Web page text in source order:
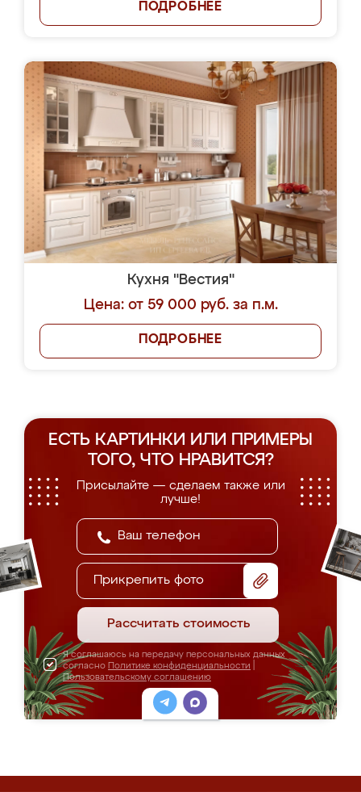
ПОДРОБНЕЕ
Кухня "Вестия"
Цена: от 59 000 руб. за п.м.
ПОДРОБНЕЕ
ЕСТЬ КАРТИНКИ ИЛИ ПРИМЕРЫ
ТОГО, ЧТО НРАВИТСЯ?
Присылайте — сделаем также или
лучше!
Прикрепить фото
Рассчитать стоимость
Я соглашаюсь на передачу персональных данных
согласно Политике конфиденциальности
Пользовательскому соглашению